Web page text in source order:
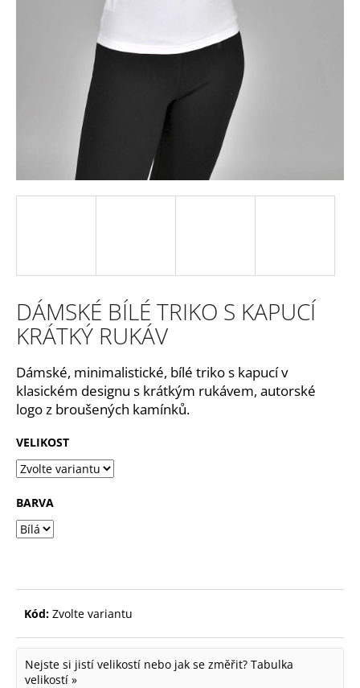
DÁMSKÉ BÍLÉ TRIKO S KAPUCÍ
KRÁTKÝ RUKÁV
Dámské, minimalistické, bílé triko s kapucí v
klasickém designu s krátkým rukávem, autorské
logo z broušených kamínků.
VELIKOST
BARVA
Kód: Zvolte variantu
Nejste si jistí velikostí nebo jak se změřit? Tabulka
velikostí »
D
p
o
r
u
č
u
j
e